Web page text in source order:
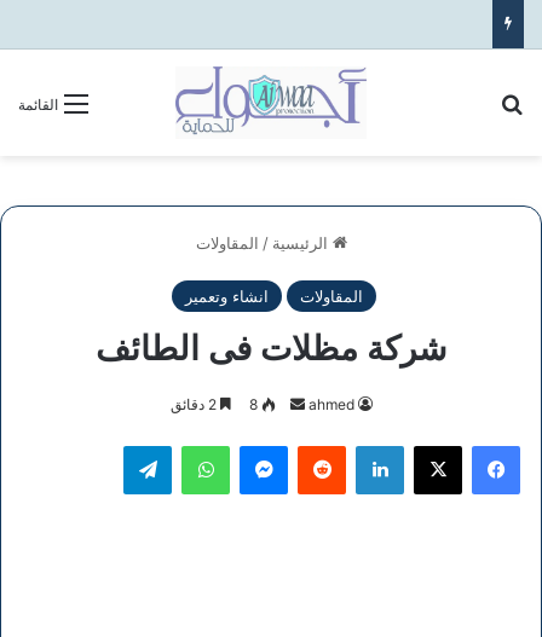
القائمة
الرئيسية / المقاولات
المقاولات انشاء وتعمير
شركة مظلات فى الطائف
ahmed
أرسل
إلكترونيا
8 2 دقائق
فيسبوك ‫X لينكدإن ماسنجر واتساب تيلقرام